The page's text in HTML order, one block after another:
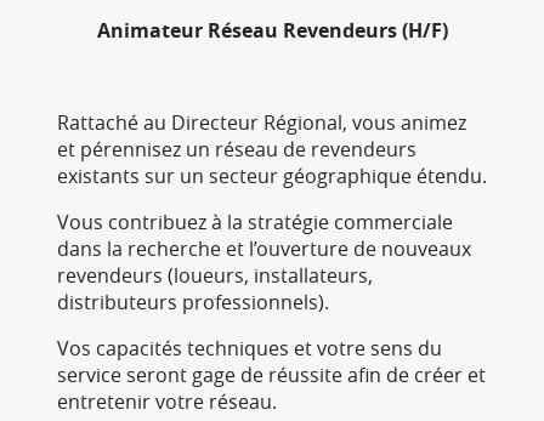
Animateur Réseau Revendeurs (H/F)
Rattaché au Directeur Régional, vous animez
et pérennisez un réseau de revendeurs
existants sur un secteur géographique étendu.
Vous contribuez à la stratégie commerciale
dans la recherche et l’ouverture de nouveaux
revendeurs (loueurs, installateurs,
distributeurs professionnels).
Vos capacités techniques et votre sens du
service seront gage de réussite afin de créer et
entretenir votre réseau.